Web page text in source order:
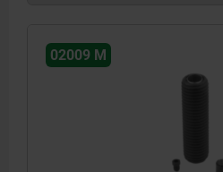
02009 M